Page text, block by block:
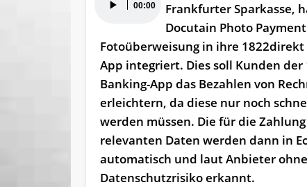
Player 00:00
Frankfurter Sparkasse,
Docutain Photo Payment
Fotoüberweisung in ihre 1822direkt
App integriert. Dies soll Kunden
Banking-App das Bezahlen von
erleichtern, da diese nur noch
werden müssen. Die für die Zahlung
relevanten Daten werden dann in
automatisch und laut Anbieter ohne
Datenschutzrisiko erkannt.